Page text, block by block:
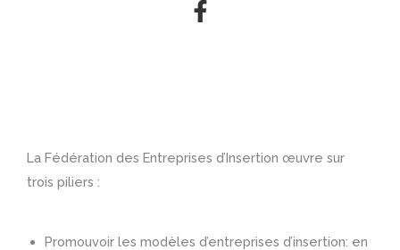
La Fédération des Entreprises d’Insertion œuvre sur
trois piliers :
Promouvoir les modèles d’entreprises d’insertion: en